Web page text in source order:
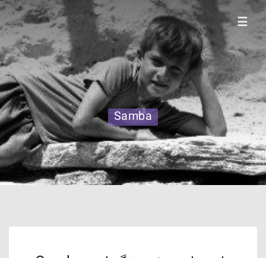
☰
Samba